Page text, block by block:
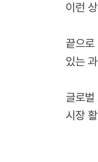
이런
끝으
있는
글로
시장